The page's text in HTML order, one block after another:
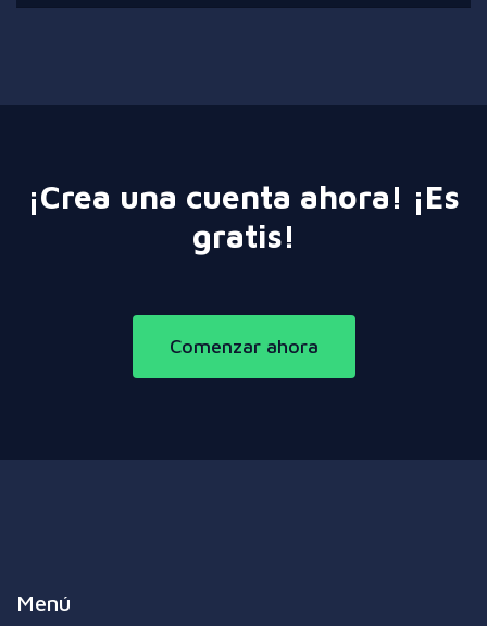
¡Crea una cuenta ahora! ¡Es
gratis!
Comenzar ahora
Menú